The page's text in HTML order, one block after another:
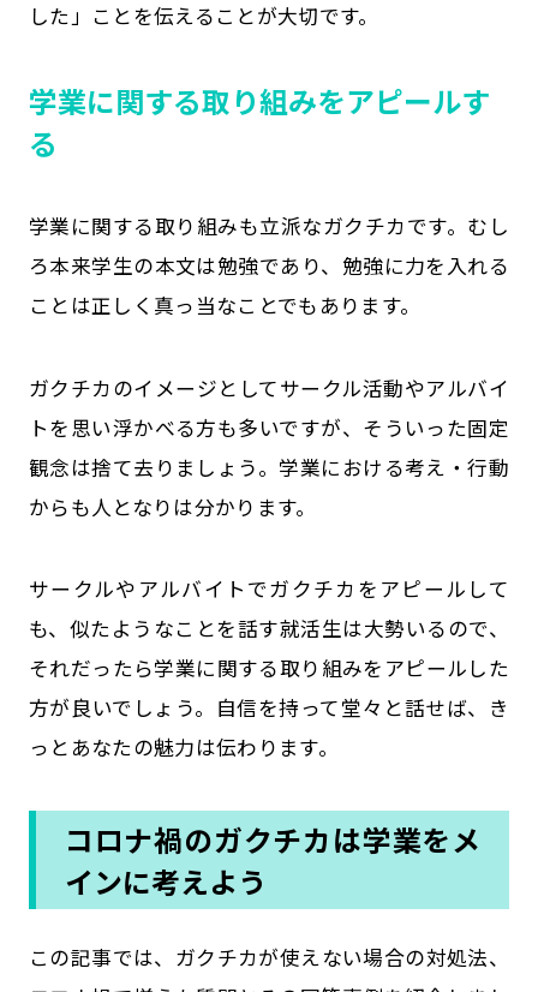
した」ことを伝えることが大切です。
学業に関する取り組みをアピールす
る
学業に関する取り組みも立派なガクチカです。むし
ろ本来学生の本文は勉強であり、勉強に力を入れる
ことは正しく真っ当なことでもあります。
ガクチカのイメージとしてサークル活動やアルバイ
トを思い浮かべる方も多いですが、そういった固定
観念は捨て去りましょう。学業における考え・行動
からも人となりは分かります。
サークルやアルバイトでガクチカをアピールして
も、似たようなことを話す就活生は大勢いるので、
それだったら学業に関する取り組みをアピールした
方が良いでしょう。自信を持って堂々と話せば、き
っとあなたの魅力は伝わります。
コロナ禍のガクチカは学業をメ
インに考えよう
この記事では、ガクチカが使えない場合の対処法、